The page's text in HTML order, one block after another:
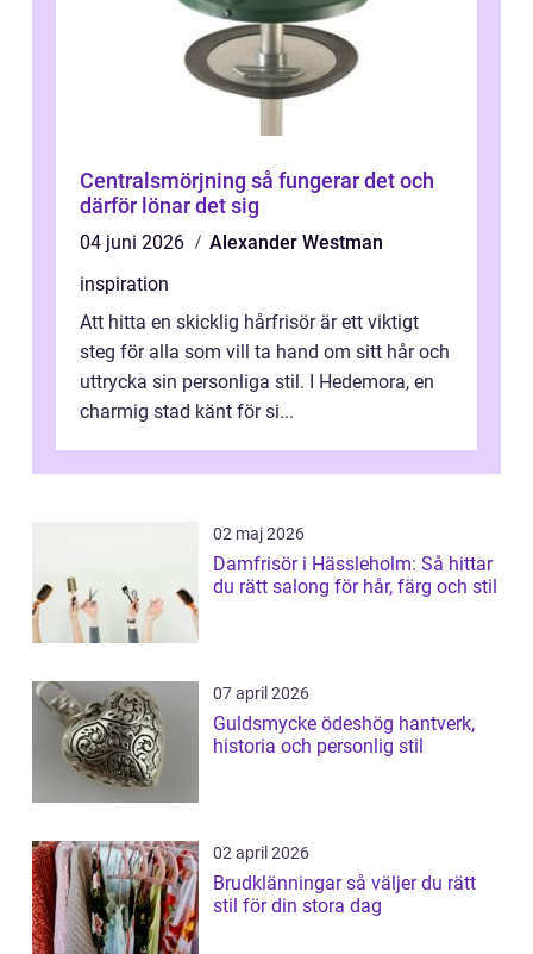
Centralsmörjning så fungerar det och
därför lönar det sig
04 juni 2026
Alexander Westman
inspiration
Att hitta en skicklig hårfrisör är ett viktigt
steg för alla som vill ta hand om sitt hår och
uttrycka sin personliga stil. I Hedemora, en
charmig stad känt för si...
02 maj 2026
Damfrisör i Hässleholm: Så hittar
du rätt salong för hår, färg och stil
07 april 2026
Guldsmycke ödeshög hantverk,
historia och personlig stil
02 april 2026
Brudklänningar så väljer du rätt
stil för din stora dag